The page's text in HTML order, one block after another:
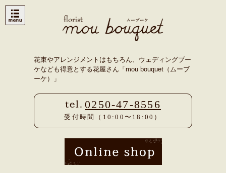
Skip
花束やアレンジメントはもちろん、ウェディングブー
ケなども得意とする花屋さん「mou bouquet（ムーブ
ーケ）」
0250-47-8556
受付時間（10:00〜18:00）